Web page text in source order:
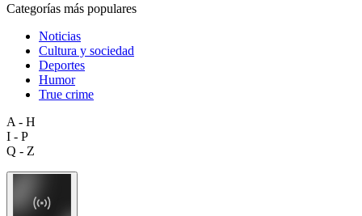
Categorías más populares
Noticias
Cultura y sociedad
Deportes
Humor
True crime
A - H
I - P
Q - Z